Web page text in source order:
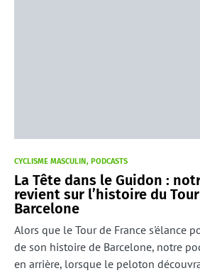
CYCLISME MASCULIN PODCASTS
La Tête dans le Guidon :
revient sur l’histoire du
Barcelone
Alors que le Tour de France s'élance
de son histoire de Barcelone, notre
en arrière, lorsque le peloton